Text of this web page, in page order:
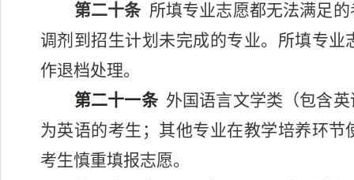
第二十条 所填专业志愿都无法满足
调剂到招生计划未完成的专业。所填专
作退档处理。
第二十一条 外国语言文学类（包含
为英语的考生；其他专业在教学培养环节
考生慎重填报志愿。